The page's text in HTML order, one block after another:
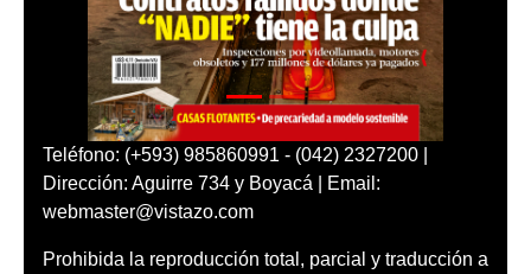
Teléfono: (+593) 985860991 - (042) 2327200 |
Dirección: Aguirre 734 y Boyacá | Email:
webmaster@vistazo.com
Prohibida la reproducción total, parcial y traducción a